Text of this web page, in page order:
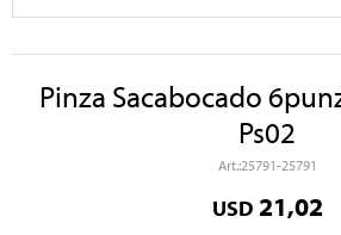
Pinza Sacabocado
Ps02
25791-25791
USD 21,02